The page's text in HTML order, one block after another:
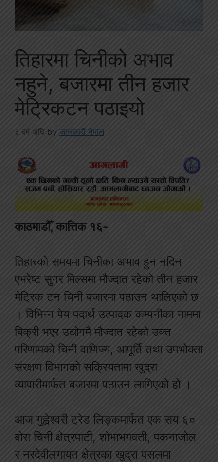
तिहारमा चिनीको अभाव
नहुने, बजारमा तीन हजार
मेट्रिकटन पठाइयो
३ वर्ष अघि by जानकारी नेपाल
काठमाडौँ, कात्तिक १६-
तिहारको समयमा चिनीका अभाव हुन नदिन
एभरेष्ट सुगर मिल्समा मौज्दात रहेको तीन हजार
मेट्रिक टन चिनी बजारमा पठाउन थालिएको छ
। विभिन्न पेय पदार्थ उत्पादक कम्पनीका नाममा
बिक्री भएर उद्योगमै मौज्दात रहेको उक्त
परिणामको चिनी वाणिज्य, आपूर्ति तथा उपभोक्ता
संरक्षण विभागको सक्रियतामा खुद्रा
व्यापारीमार्फत बजारमा पठाउन लागिएको हो ।
आज गुह्वेश्वरी ट्रेड लिङ्कमार्फत एक सय ६०
बोरा चिनी क्षेत्रपाटी, शोभाभगवती, पकनाजोल
र नरदेवीलगायत क्षेत्रका खुद्रा पसलमा